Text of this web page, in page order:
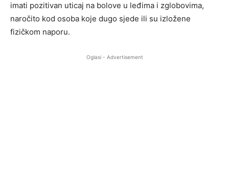
imati pozitivan uticaj na bolove u leđima i zglobovima,
naročito kod osoba koje dugo sjede ili su izložene
fizičkom naporu.
Oglasi - Advertisement